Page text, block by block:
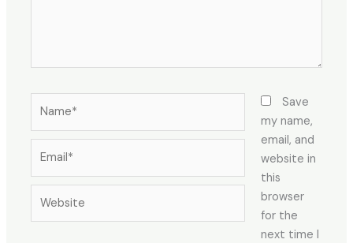
Save
my name,
email, and
website in
this
browser
for the
next time I